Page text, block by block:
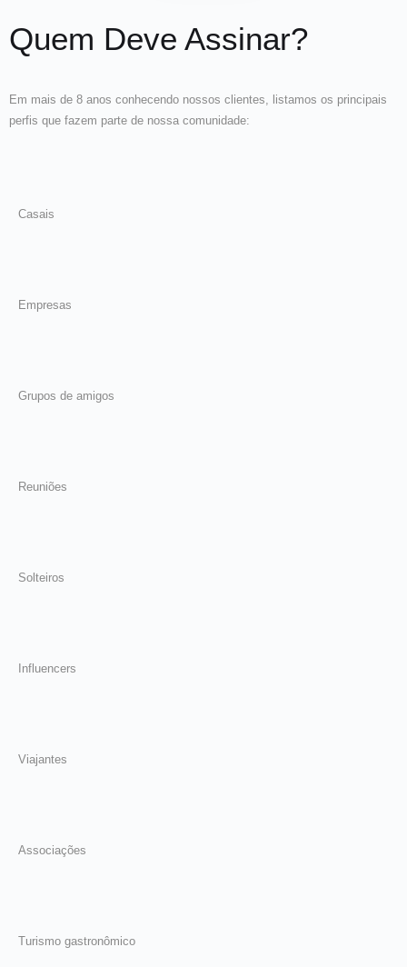
Quem Deve Assinar?
Em mais de 8 anos conhecendo nossos clientes, listamos os principais
perfis que fazem parte de nossa comunidade:
Casais
Empresas
Grupos de amigos
Reuniões
Solteiros
Influencers
Viajantes
Associações
Turismo gastronômico